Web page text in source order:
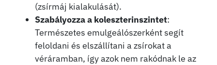
(zsírmáj kialakulását).
Szabályozza a koleszterinszintet:
Természetes emulgeálószerként segít
feloldani és elszállítani a zsírokat a
véráramban, így azok nem rakódnak le az